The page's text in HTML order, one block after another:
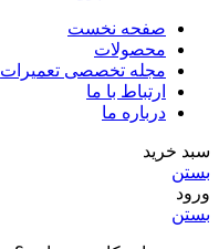
صفحه نخست
محصولات
مجله تخصصی تعمیرات
ارتباط با ما
درباره ما
سبد خرید
بستن
ورود
بستن